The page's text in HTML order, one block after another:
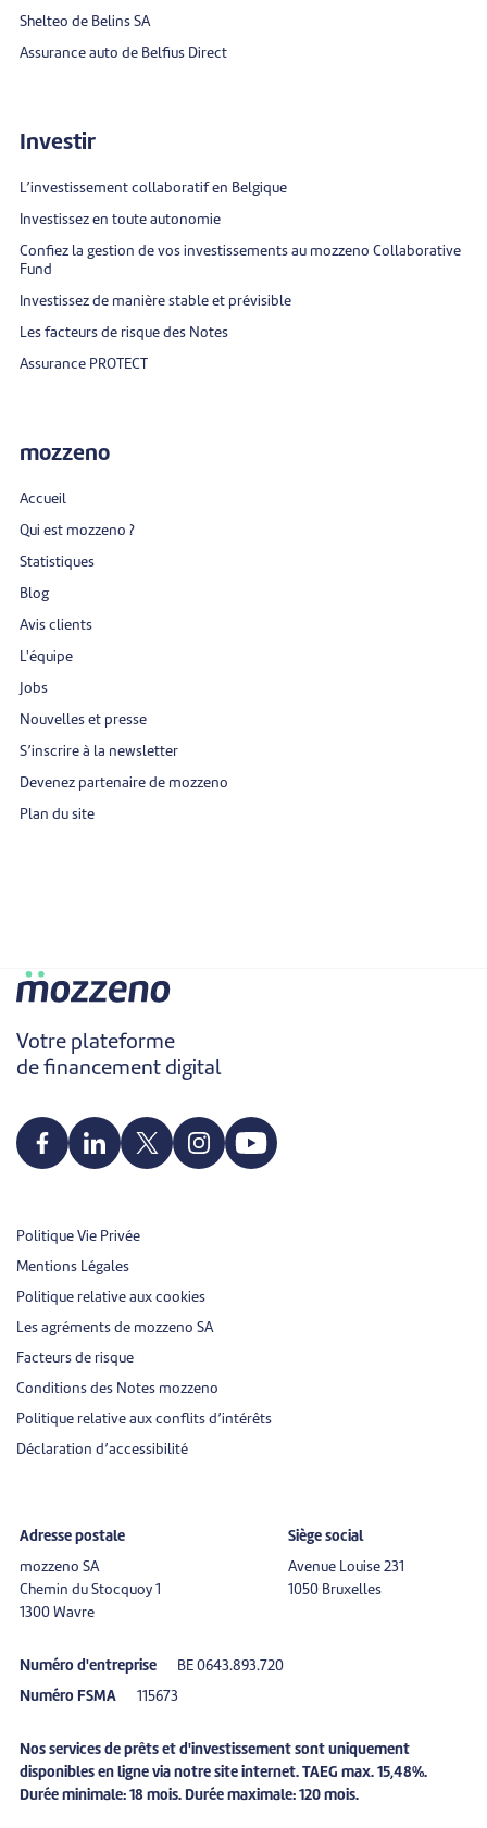
Shelteo de Belins SA
Assurance auto de Belfius Direct
Investir
L’investissement collaboratif en Belgique
Investissez en toute autonomie
Confiez la gestion de vos investissements au mozzeno Collaborative
Fund
Investissez de manière stable et prévisible
Les facteurs de risque des Notes
Assurance PROTECT
mozzeno
Accueil
Qui est mozzeno ?
Statistiques
Blog
Avis clients
L'équipe
Jobs
Nouvelles et presse
S’inscrire à la newsletter
Devenez partenaire de mozzeno
Plan du site
Votre plateforme
de financement digital
Politique Vie Privée
Mentions Légales
Politique relative aux cookies
Les agréments de mozzeno SA
Facteurs de risque
Conditions des Notes mozzeno
Politique relative aux conflits d’intérêts
Déclaration d’accessibilité
Adresse postale
mozzeno SA
Chemin du Stocquoy 1
1300 Wavre
Siège social
Avenue Louise 231
1050 Bruxelles
Numéro d'entreprise BE 0643.893.720
Numéro FSMA 115673
Nos services de prêts et d'investissement sont uniquement
disponibles en ligne via notre site internet. TAEG max. 15,48%.
Durée minimale: 18 mois. Durée maximale: 120 mois.